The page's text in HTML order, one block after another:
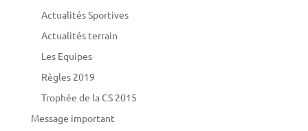
Actualités Sportives
Actualités terrain
Les Equipes
Règles 2019
Trophée de la CS 2015
Message important